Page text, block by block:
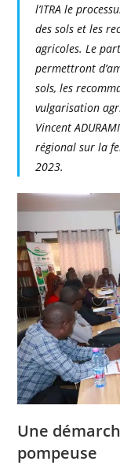
l’ITRA le
des sols et les
agricoles. Le
permettront
sols, les
vulgarisation
Vincent
régional sur la
2023.
Une
pompeuse